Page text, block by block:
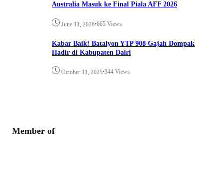
Australia Masuk ke Final Piala AFF 2026
June 11, 2026•665 Views
Kabar Baik! Batalyon YTP 908 Gajah Dompak
Hadir di Kabupaten Dairi
October 11, 2025•344 Views
Member of